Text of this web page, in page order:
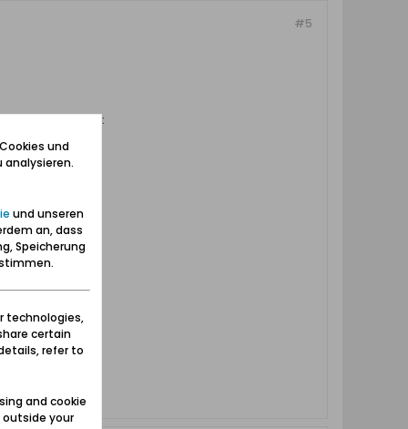
#5
und
und unseren
an, dass
Speicherung
technologies,
certain
refer to
and cookie
your